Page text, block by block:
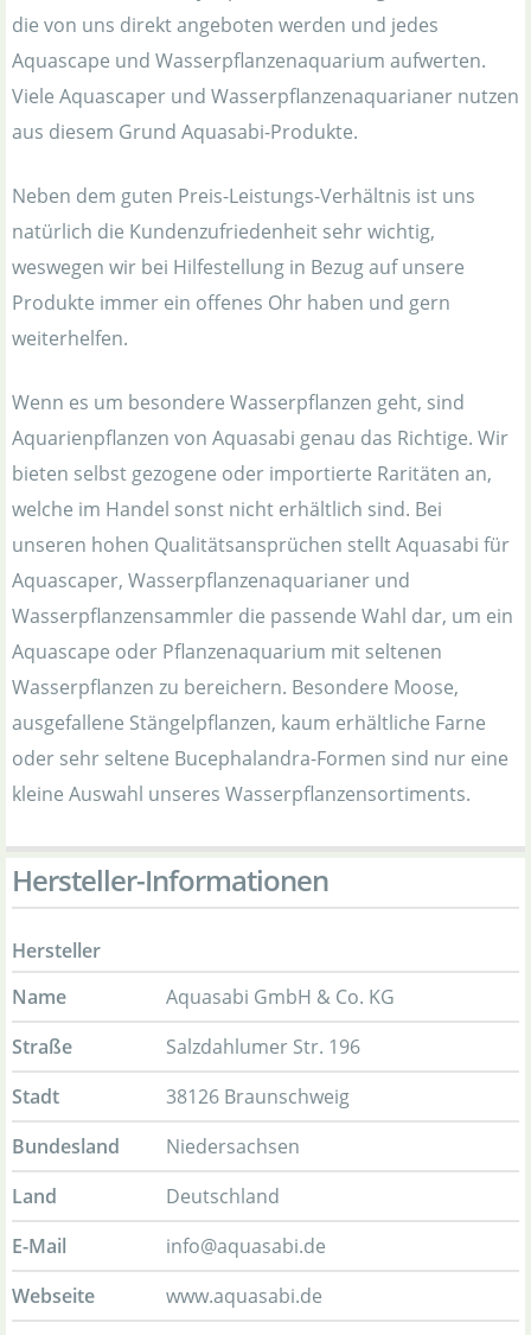
die von uns direkt angeboten werden und jedes
Aquascape und Wasserpflanzenaquarium aufwerten.
Viele Aquascaper und Wasserpflanzenaquarianer nutzen
aus diesem Grund Aquasabi-Produkte.
Neben dem guten Preis-Leistungs-Verhältnis ist uns
natürlich die Kundenzufriedenheit sehr wichtig,
weswegen wir bei Hilfestellung in Bezug auf unsere
Produkte immer ein offenes Ohr haben und gern
weiterhelfen.
Wenn es um besondere Wasserpflanzen geht, sind
Aquarienpflanzen von Aquasabi genau das Richtige. Wir
bieten selbst gezogene oder importierte Raritäten an,
welche im Handel sonst nicht erhältlich sind. Bei
unseren hohen Qualitätsansprüchen stellt Aquasabi für
Aquascaper, Wasserpflanzenaquarianer und
Wasserpflanzensammler die passende Wahl dar, um ein
Aquascape oder Pflanzenaquarium mit seltenen
Wasserpflanzen zu bereichern. Besondere Moose,
ausgefallene Stängelpflanzen, kaum erhältliche Farne
oder sehr seltene Bucephalandra-Formen sind nur eine
kleine Auswahl unseres Wasserpflanzensortiments.
Hersteller-Informationen
Hersteller
Name
Aquasabi GmbH & Co. KG
Straße
Salzdahlumer Str. 196
Stadt
38126 Braunschweig
Bundesland
Niedersachsen
Land
Deutschland
E-Mail
info@aquasabi.de
Webseite
www.aquasabi.de